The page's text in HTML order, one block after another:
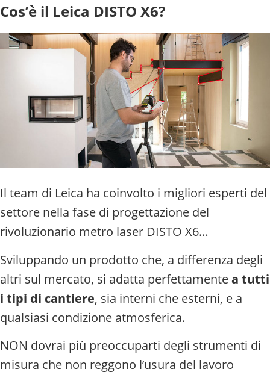
Cos’è il Leica DISTO X6?
Il team di Leica ha coinvolto i migliori esperti del
settore nella fase di progettazione del
rivoluzionario metro laser DISTO X6…
Sviluppando un prodotto che, a differenza degli
altri sul mercato, si adatta perfettamentea tutti
i tipi di cantiere, sia interni che esterni, e a
qualsiasi condizione atmosferica.
NON dovrai più preoccuparti degli strumenti di
misura che non reggono l’usura del lavoro